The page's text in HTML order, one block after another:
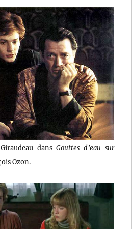
dansGouttes d’eau sur
Ozon.